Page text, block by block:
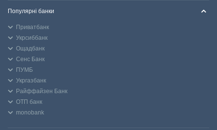
Популярні банки
Приватбанк
Укрсиббанк
Ощадбанк
Сенс Банк
ПУМБ
Укргазбанк
Райффайзен Банк
ОТП банк
monobank